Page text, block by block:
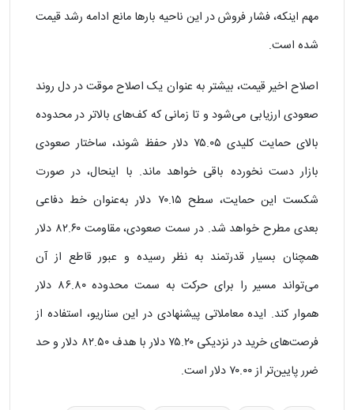
مهم اینکه، فشار فروش در این ناحیه بارها مانع ادامه رشد قیمت
شده است.
اصلاح اخیر قیمت، بیشتر به ‌عنوان یک اصلاح موقت در دل روند
صعودی ارزیابی می‌شود و تا زمانی که کف‌های بالاتر در محدوده
بالای حمایت کلیدی ۷۵.۰۵ دلار حفظ شوند، ساختار صعودی
بازار دست‌ نخورده باقی خواهد ماند. با اینحال، در صورت
شکست این حمایت، سطح ۷۰.۱۵ دلار به‌عنوان خط دفاعی
بعدی مطرح خواهد شد. در سمت صعودی، مقاومت ۸۲.۶۰ دلار
همچنان بسیار قدرتمند به نظر رسیده و عبور قاطع از آن
می‌تواند مسیر را برای حرکت به سمت محدوده ۸۶.۸۰ دلار
هموار کند. ایده معاملاتی پیشنهادی در این سناریو، استفاده از
فرصت‌های خرید در نزدیکی ۷۵.۲۰ دلار با هدف ۸۲.۵۰ دلار و حد
ضرر پایین‌تر از ۷۰.۰۰ دلار است.